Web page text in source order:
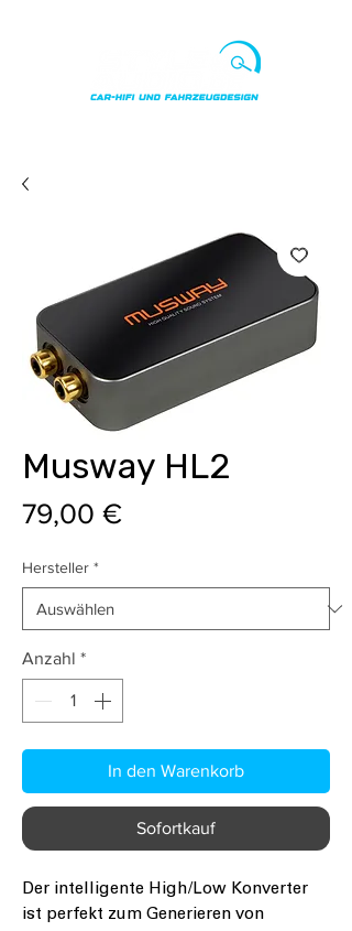
Musway HL2
79,00 €Preis
Hersteller *
Anzahl *
In den Warenkorb
Sofortkauf
Der intelligente High/Low Konverter
ist perfekt zum Generieren von